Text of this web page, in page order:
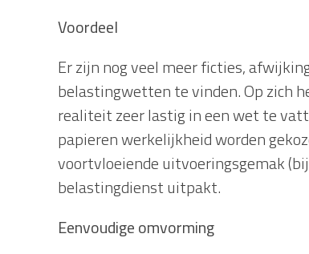
Voordeel
Er zijn nog veel meer ficties,
belastingwetten te vinden. Op zich
realiteit zeer lastig in een wet te
papieren werkelijkheid worden
voortvloeiende uitvoeringsgemak
belastingdienst uitpakt.
Eenvoudige omvorming